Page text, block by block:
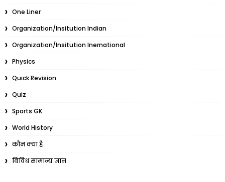
One Liner
Organization/Insitution Indian
Organization/Insitution Inernational
Physics
Quick Revision
Quiz
Sports GK
World History
कौन क्या है
विविध सामान्य ज्ञान